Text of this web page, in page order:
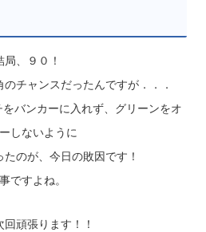
局、９０！
チャンスだったんですが．．．
バンカーに入れず、グリーンをオ
しないように
のが、今日の敗因です！
ですよね。
回頑張ります！！